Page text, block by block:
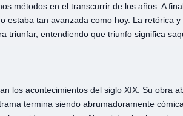
métodos en el transcurrir de los años. A
estaba tan avanzada como hoy. La retórica
triunfar, entendiendo que triunfo significa
los acontecimientos del siglo XIX. Su obra
termina siendo abrumadoramente